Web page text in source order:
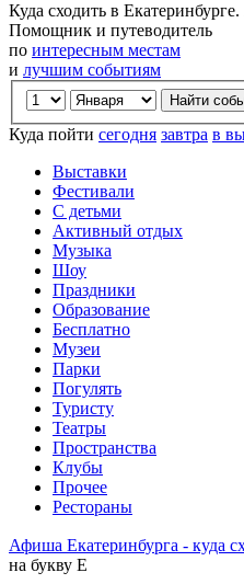
Куда сходить в
Помощник и путеводитель
по интересным местам
и лучшим событиям
Куда пойти сегодня завтра в
Выставки
Фестивали
С детьми
Активный отдых
Музыка
Шоу
Праздники
Образование
Бесплатно
Музеи
Парки
Погулять
Туристу
Театры
Пространства
Клубы
Прочее
Рестораны
Афиша Екатеринбурга - куда
на букву Е